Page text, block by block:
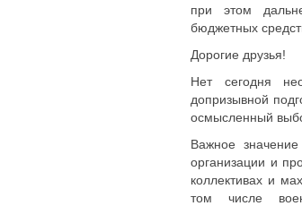
при этом
бюджетных
Дорогие друзья!
Нет сегодня
допризывной
осмысленный
Важное
организации и
коллективах и
том числе